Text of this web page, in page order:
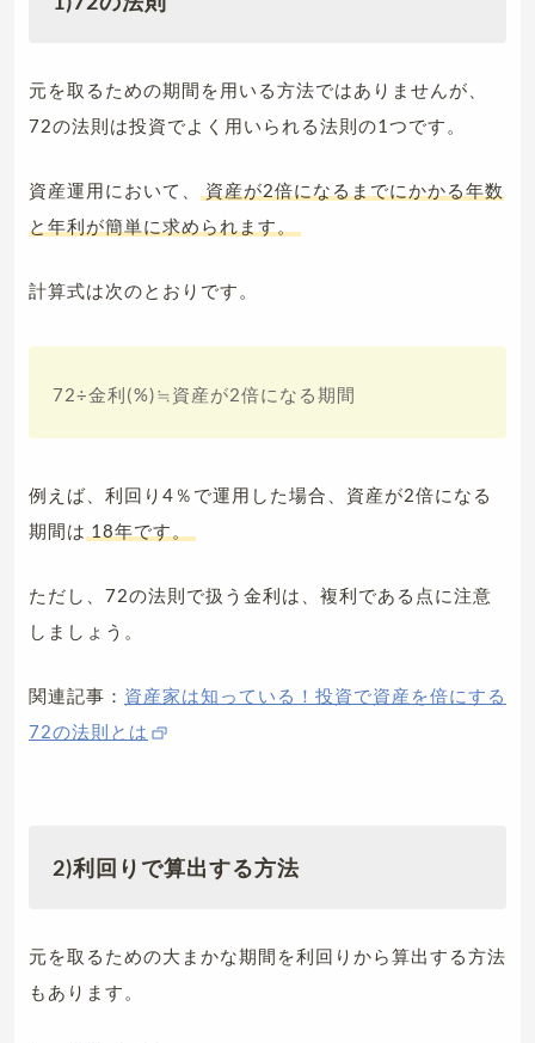
元を取るための期間を用いる方法ではありませんが、
72の法則は投資でよく用いられる法則の1つです。
資産運用において、
資産が2倍になるまでにかかる年数
と年利が簡単に求められます。
計算式は次のとおりです。
72÷金利(%)≒資産が2倍になる期間
例えば、利回り4％で運用した場合、資産が2倍になる
期間は 18年です。
ただし、72の法則で扱う金利は、複利である点に注意
しましょう。
関連記事： 資産家は知っている！投資で資産を倍にする
72の法則とは
2)利回りで算出する方法
元を取るための大まかな期間を利回りから算出する方法
もあります。